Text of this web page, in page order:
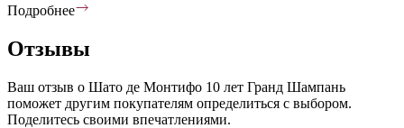
Подробнее
Отзывы
Ваш отзыв о Шато де Монтифо 10 лет Гранд Шампань
поможет другим покупателям определиться с выбором.
Поделитесь своими впечатлениями.